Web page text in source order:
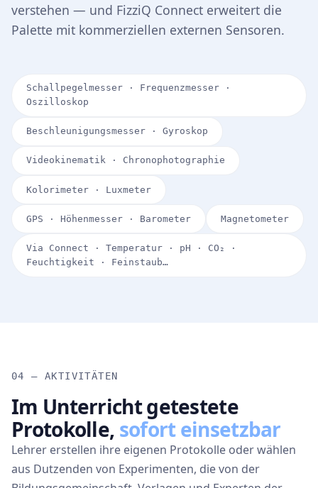
verstehen — und FizziQ Connect erweitert die
Palette mit kommerziellen externen Sensoren.
Schallpegelmesser · Frequenzmesser ·
Oszilloskop
Beschleunigungsmesser · Gyroskop
Videokinematik · Chronophotographie
Kolorimeter · Luxmeter
GPS · Höhenmesser · Barometer Magnetometer
Via Connect · Temperatur · pH · CO₂ ·
Feuchtigkeit · Feinstaub…
04 — AKTIVITÄTEN
Im Unterricht getestete
Protokolle, sofort einsetzbar
Lehrer erstellen ihre eigenen Protokolle oder wählen
aus Dutzenden von Experimenten, die von der